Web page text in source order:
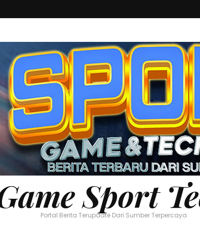
Sport
Portal Berita Terupdate Dari Sumber Terpercaya